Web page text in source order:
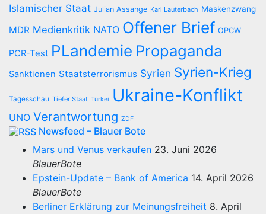
Islamischer Staat Julian Assange Karl Lauterbach Maskenzwang
MDR Medienkritik NATO Offener Brief OPCW
PCR-Test PLandemie Propaganda
Sanktionen Staatsterrorismus Syrien Syrien-Krieg
Tagesschau Tiefer Staat Türkei Ukraine-Konflikt
UNO Verantwortung ZDF
Newsfeed – Blauer Bote
Mars und Venus verkaufen 23. Juni 2026
BlauerBote
Epstein-Update – Bank of America 14. April 2026
BlauerBote
Berliner Erklärung zur Meinungsfreiheit 8. April